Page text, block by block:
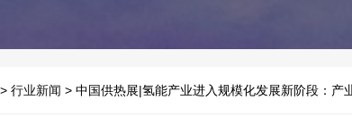
> 行业新闻 > 中国供热展|氢能产业进入规模化发展新阶段：产